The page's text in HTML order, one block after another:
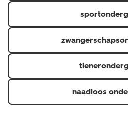
naadloos